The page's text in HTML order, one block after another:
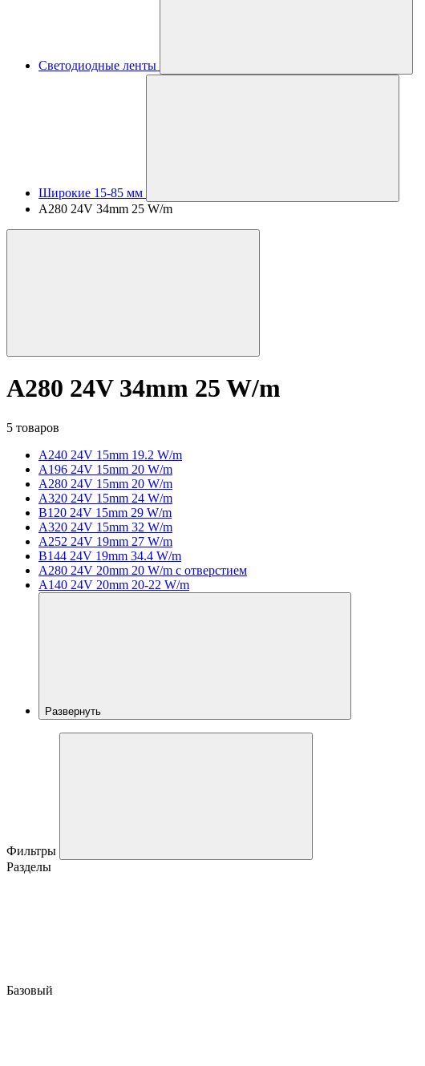
Светодиодные ленты
Широкие 15-85 мм
A280 24V 34mm 25 W/m
A280 24V 34mm 25 W/m
5 товаров
A240 24V 15mm 19.2 W/m
A196 24V 15mm 20 W/m
A280 24V 15mm 20 W/m
A320 24V 15mm 24 W/m
B120 24V 15mm 29 W/m
A320 24V 15mm 32 W/m
A252 24V 19mm 27 W/m
B144 24V 19mm 34.4 W/m
A280 24V 20mm 20 W/m с отверстием
A140 24V 20mm 20-22 W/m
Развернуть
Фильтры
Разделы
Базовый